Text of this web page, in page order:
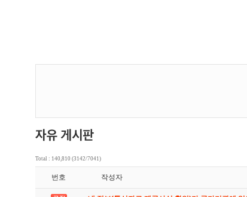
Total : 140,810 (3142/7041)
번호 작성자